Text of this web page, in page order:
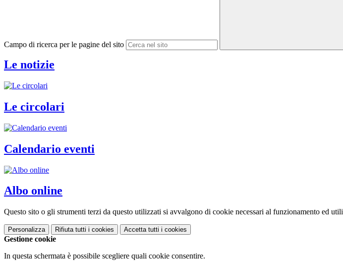
Campo di ricerca per le pagine del sito
Le notizie
Le circolari
Calendario eventi
Albo online
Questo sito o gli strumenti terzi da questo utilizzati si avvalgono di cookie necessari al funzionamento ed
Personalizza Rifiuta tutti i cookies Accetta tutti i cookies
Gestione cookie
In questa schermata è possibile scegliere quali cookie consentire.